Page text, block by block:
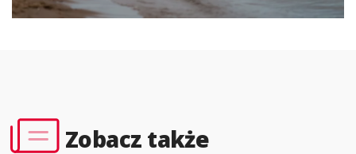
Zobacz także